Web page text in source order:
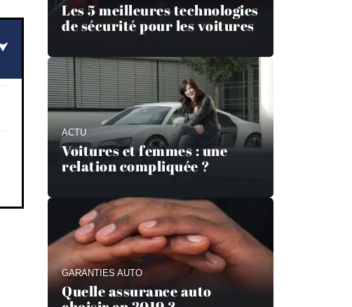
Les 5 meilleures technologies
de sécurité pour les voitures
ACTU
Voitures et femmes : une
relation compliquée ?
GARANTIES AUTO
Quelle assurance auto